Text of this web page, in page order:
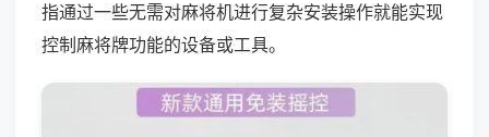
指通过一些无需对麻将机进行复杂安装操作就能实现
控制麻将牌功能的设备或工具。